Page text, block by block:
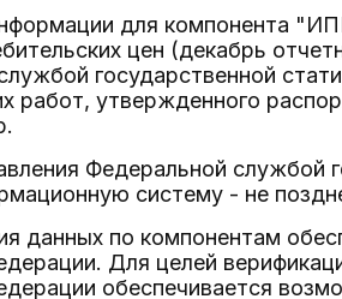
для компонента
цен (декабрь
государственной
работ, утвержденного
Федеральной службой
систему - не
данных по компонентам
Для целей
обеспечивается